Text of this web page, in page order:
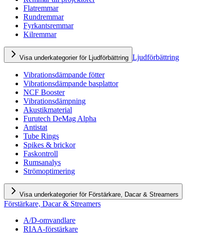
Flatremmar
Rundremmar
Fyrkantsremmar
Kilremmar
Visa underkategorier för Ljudförbättring Ljudförbättring
Vibrationsdämpande fötter
Vibrationsdämpande basplattor
NCF Booster
Vibrationsdämpning
Akustikmaterial
Furutech DeMag Alpha
Antistat
Tube Rings
Spikes & brickor
Faskontroll
Rumsanalys
Strömoptimering
Visa underkategorier för Förstärkare, Dacar & Streamers
Förstärkare, Dacar & Streamers
A/D-omvandlare
RIAA-förstärkare